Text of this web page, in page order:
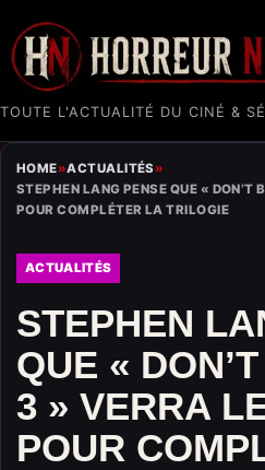
TOUTE L'ACTUALITÉ DU CINÉ &
HOME»ACTUALITÉS»
STEPHEN LANG PENSE QUE « DON’T
POUR COMPLÉTER LA TRILOGIE
ACTUALITÉS
STEPHEN
QUE «
3 » VERRA
POUR